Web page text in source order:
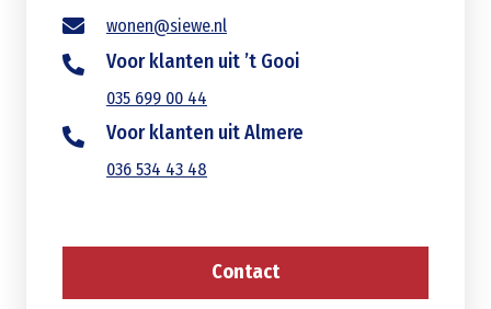
wonen@siewe.nl
Voor klanten uit ’t Gooi
035 699 00 44
Voor klanten uit Almere
036 534 43 48
Contact